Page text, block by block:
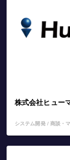
株式会社ヒュー
システム開発 / 商談・